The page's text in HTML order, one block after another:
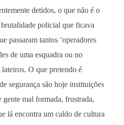
detidos, o que não é o
policial que ficava
passaram tantos ‘operadores
de uma esquadra ou no
O que pretendo é
segurança são hoje instituições
gente mal formada, frustrada,
lá encontra um caldo de cultura